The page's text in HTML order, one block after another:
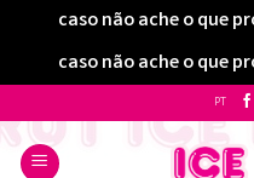
caso não ache o que
caso não ache o que
to
content
PT